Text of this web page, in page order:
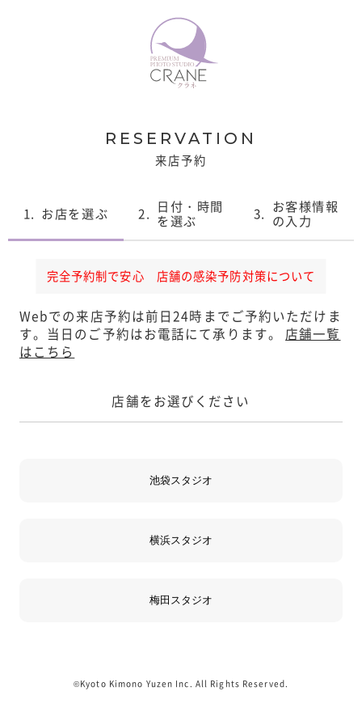
RESERVATION
来店予約
1. お店を選ぶ 2. 日付・時間
を選ぶ 3. お客様情報
の入力
完全予約制で安心 店舗の感染予防対策について
Webでの来店予約は前日24時までご予約いただけま
す。 当日のご予約はお電話にて承ります。 店舗一覧
はこちら
店舗をお選びください
©Kyoto Kimono Yuzen Inc. All Rights Reserved.